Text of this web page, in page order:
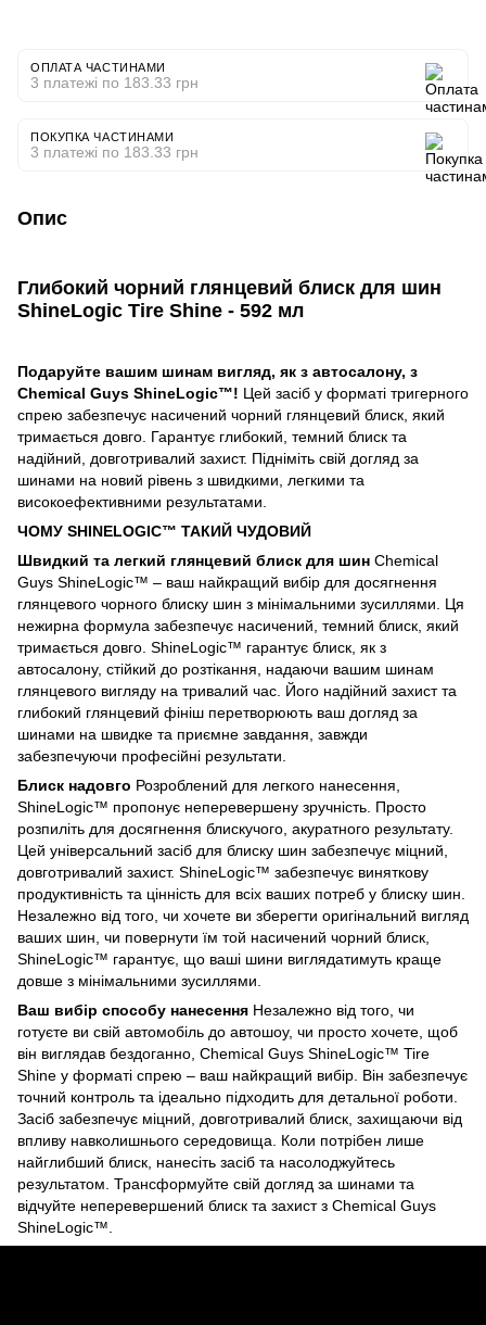
ОПЛАТА ЧАСТИНАМИ
3 платежі по 183.33 грн
ПОКУПКА ЧАСТИНАМИ
3 платежі по 183.33 грн
Опис
Глибокий чорний глянцевий блиск для шин
ShineLogic Tire Shine - 592 мл
Подаруйте вашим шинам вигляд, як з автосалону, з
Chemical Guys ShineLogic™! Цей засіб у форматі тригерного
спрею забезпечує насичений чорний глянцевий блиск, який
тримається довго. Гарантує глибокий, темний блиск та
надійний, довготривалий захист. Підніміть свій догляд за
шинами на новий рівень з швидкими, легкими та
високоефективними результатами.
ЧОМУ SHINELOGIC™ ТАКИЙ ЧУДОВИЙ
Швидкий та легкий глянцевий блиск для шин Chemical
Guys ShineLogic™ – ваш найкращий вибір для досягнення
глянцевого чорного блиску шин з мінімальними зусиллями. Ця
нежирна формула забезпечує насичений, темний блиск, який
тримається довго. ShineLogic™ гарантує блиск, як з
автосалону, стійкий до розтікання, надаючи вашим шинам
глянцевого вигляду на тривалий час. Його надійний захист та
глибокий глянцевий фініш перетворюють ваш догляд за
шинами на швидке та приємне завдання, завжди
забезпечуючи професійні результати.
Блиск надовго Розроблений для легкого нанесення,
ShineLogic™ пропонує неперевершену зручність. Просто
розпиліть для досягнення блискучого, акуратного результату.
Цей універсальний засіб для блиску шин забезпечує міцний,
довготривалий захист. ShineLogic™ забезпечує виняткову
продуктивність та цінність для всіх ваших потреб у блиску шин.
Незалежно від того, чи хочете ви зберегти оригінальний вигляд
ваших шин, чи повернути їм той насичений чорний блиск,
ShineLogic™ гарантує, що ваші шини виглядатимуть краще
довше з мінімальними зусиллями.
Ваш вибір способу нанесення Незалежно від того, чи
готуєте ви свій автомобіль до автошоу, чи просто хочете, щоб
він виглядав бездоганно, Chemical Guys ShineLogic™ Tire
Shine у форматі спрею – ваш найкращий вибір. Він забезпечує
точний контроль та ідеально підходить для детальної роботи.
Засіб забезпечує міцний, довготривалий блиск, захищаючи від
впливу навколишнього середовища. Коли потрібен лише
найглибший блиск, нанесіть засіб та насолоджуйтесь
результатом. Трансформуйте свій догляд за шинами та
відчуйте неперевершений блиск та захист з Chemical Guys
ShineLogic™.